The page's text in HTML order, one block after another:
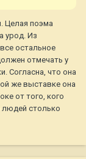
Целая поэма
урод. Из
остальное
отмечать у
Согласна, что она
же выставке она
от того, кого
людей столько